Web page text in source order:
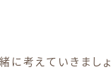
に考えていきましょ